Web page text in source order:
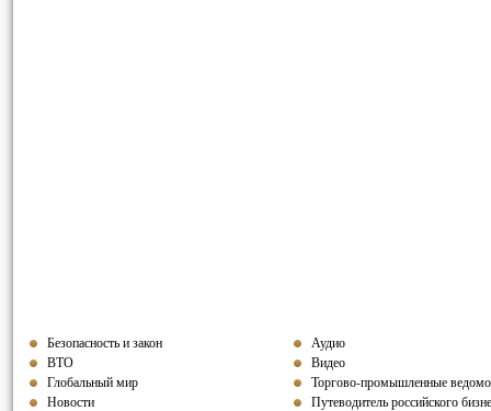
Безопасность и закон
ВТО
Глобальный мир
Новости
Аудио
Видео
Торгово-промышленные
Путеводитель российского